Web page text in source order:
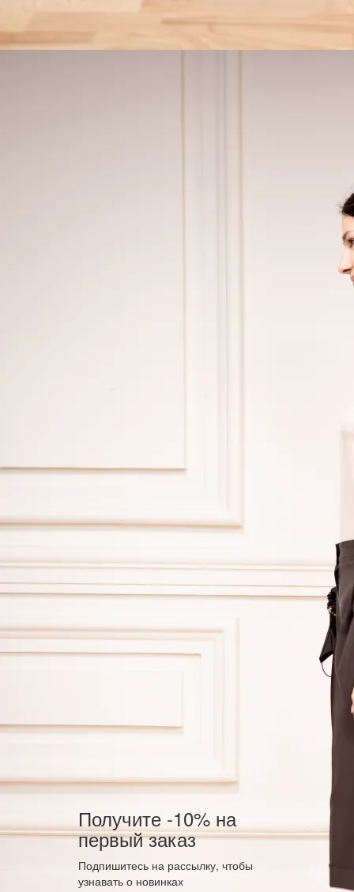
Получите -10% на
первый заказ
Подпишитесь на рассылку, чтобы
узнавать о новинках